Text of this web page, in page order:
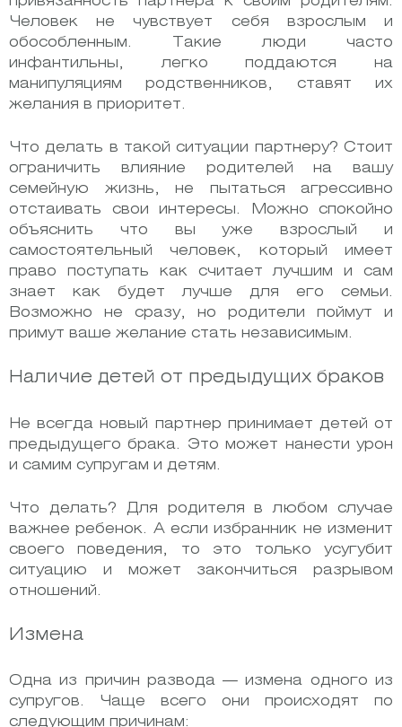
Человек не чувствует себя взрослым и
обособленным.
Такие люди часто
инфантильны, легко поддаются на
манипуляциям родственников, ставят их
желания в приоритет.
Что делать в такой ситуации партнеру? Стоит
ограничить влияние родителей на вашу
семейную жизнь, не пытаться агрессивно
отстаивать свои интересы. Можно спокойно
объяснить что вы уже взрослый и
самостоятельный человек, который имеет
право поступать как считает лучшим и сам
знает как будет лучше для его семьи.
Возможно не сразу, но родители поймут и
примут ваше желание стать независимым.
Наличие детей от предыдущих браков
Не всегда новый партнер принимает детей от
предыдущего брака. Это может нанести урон
и самим супругам и детям.
Что делать? Для родителя в любом случае
важнее ребенок. А если избранник не изменит
своего поведения, то это только усугубит
ситуацию и может закончиться разрывом
отношений.
Измена
Одна из причин развода — измена одного из
супругов. Чаще всего они происходят по
следующим причинам: